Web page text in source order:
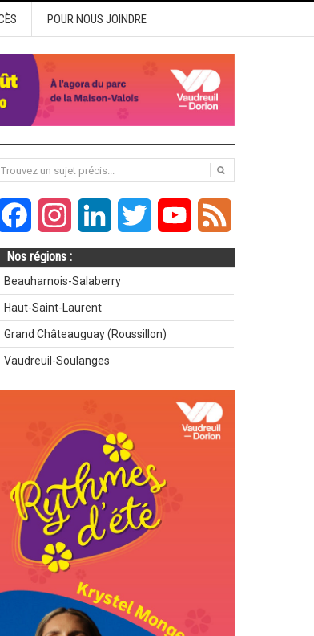
POUR NOUS JOINDRE
FacebookInstagramLinkedIn Twitter YouTube
Nos régions :
Beauharnois-Salaberry
Haut-Saint-Laurent
Grand Châteauguay (Roussillon)
Vaudreuil-Soulanges